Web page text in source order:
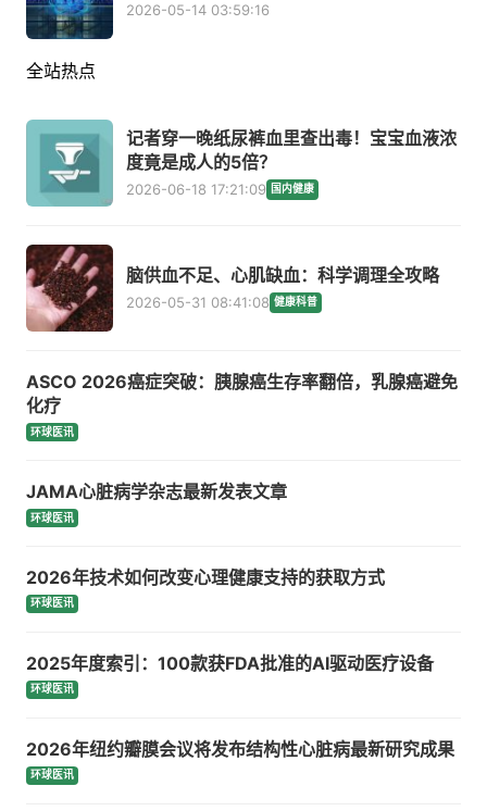
2026-05-14 03:59:16
全站热点
记者穿一晚纸尿裤血里查出毒！宝宝血液浓
度竟是成人的5倍？
2026-06-18 17:21:09 国内健康
脑供血不足、心肌缺血：科学调理全攻略
2026-05-31 08:41:08 健康科普
ASCO 2026癌症突破：胰腺癌生存率翻倍，乳腺癌避免
化疗
环球医讯
JAMA心脏病学杂志最新发表文章
环球医讯
2026年技术如何改变心理健康支持的获取方式
环球医讯
2025年度索引：100款获FDA批准的AI驱动医疗设备
环球医讯
2026年纽约瓣膜会议将发布结构性心脏病最新研究成果
环球医讯